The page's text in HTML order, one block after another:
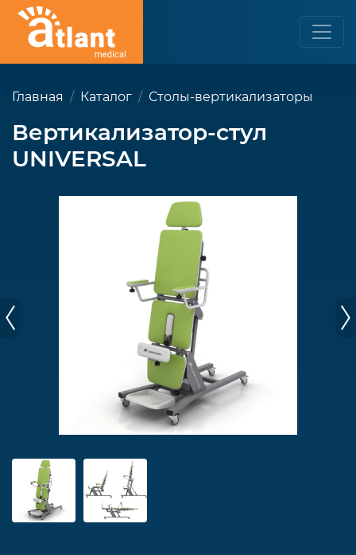
Главная Каталог Столы-вертикализаторы
Вертикализатор-стул
UNIVERSAL